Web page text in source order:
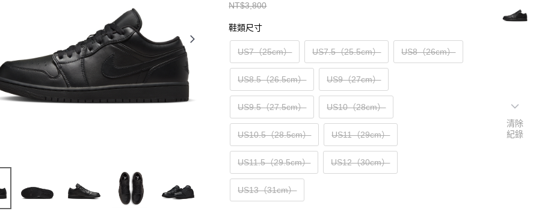
NT$3,800
鞋類尺寸
US7（25cm） US7.5（25.5cm） US8（26cm）
US8.5（26.5cm） US9（27cm）
US9.5（27.5cm） US10（28cm）
US10.5（28.5cm） US11（29cm）
US11.5（29.5cm） US12（30cm）
US13（31cm）
清除
紀錄